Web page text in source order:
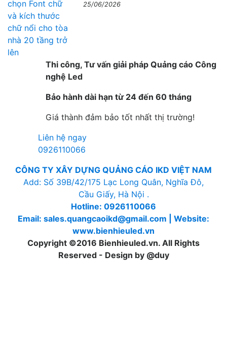
25/06/2026
Thi công, Tư vấn giải pháp Quảng cáo Công
nghệ Led
Bảo hành dài hạn từ 24 đến 60 tháng
Giá thành đảm bảo tốt nhất thị trường!
Liên hệ ngay
0926110066
CÔNG TY XÂY DỰNG QUẢNG CÁO IKD VIỆT NAM
Add: Số 39B/42/175 Lạc Long Quân, Nghĩa Đô,
Cầu Giấy, Hà Nội .
Hotline: 0926110066
Email: sales.quangcaoikd@gmail.com | Website:
www.bienhieuled.vn
Copyright ©2016 Bienhieuled.vn. All Rights
Reserved - Design by @duy